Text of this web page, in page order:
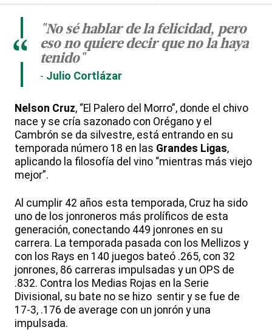
"No sé hablar de la felicidad, pero
eso no quiere decir que no la haya
tenido"
Julio Cortlázar
“
Nelson Cruz, “El Palero del Morro”, donde el chivo
nace y se cría sazonado con Orégano y el
Cambrón se da silvestre, está entrando en su
temporada número 18 en las Grandes Ligas,
aplicando la filosofía del vino “mientras más viejo
mejor”.
Al cumplir 42 años esta temporada, Cruz ha sido
uno de los jonroneros más prolíficos de esta
generación, conectando 449 jonrones en su
carrera. La temporada pasada con los Mellizos y
con los Rays en 140 juegos bateó .265, con 32
jonrones, 86 carreras impulsadas y un OPS de
.832. Contra los Medias Rojas en la Serie
Divisional, su bate no se hizo sentir y se fue de
17-3, .176 de average con un jonrón y una
impulsada.